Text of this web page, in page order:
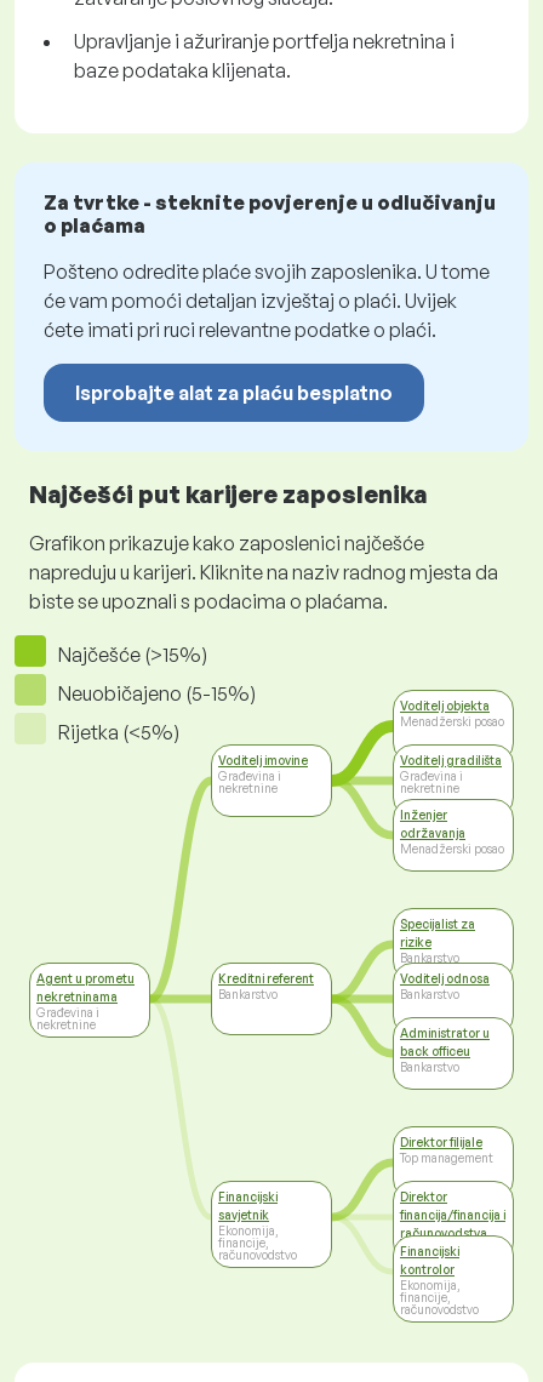
Upravljanje i ažuriranje portfelja nekretnina i
baze podataka klijenata.
Za tvrtke - steknite povjerenje u odlučivanju
o plaćama
Pošteno odredite plaće svojih zaposlenika. U tome
će vam pomoći detaljan izvještaj o plaći. Uvijek
ćete imati pri ruci relevantne podatke o plaći.
Isprobajte alat za plaću besplatno
Najčešći put karijere zaposlenika
Grafikon prikazuje kako zaposlenici najčešće
napreduju u karijeri. Kliknite na naziv radnog mjesta da
biste se upoznali s podacima o plaćama.
Najčešće (>15%)
Neuobičajeno (5-15%)
Rijetka (<5%)
Agent u prometu
nekretninama
Građevina i
nekretnine
Voditelj imovine
Građevina i
nekretnine
Kreditni referent
Bankarstvo
Financijski
savjetnik
Ekonomija,
financije,
računovodstvo
Voditelj objekta
Menadžerski posao
Voditelj gradilišta
Građevina i
nekretnine
Inženjer
održavanja
Menadžerski posao
Specijalist za
rizike
Bankarstvo
Voditelj odnosa
Bankarstvo
Administrator u
back officeu
Bankarstvo
Direktor filijale
Top management
Direktor
financija/financija i
računovodstva
Top management
Financijski
kontrolor
Ekonomija,
financije,
računovodstvo